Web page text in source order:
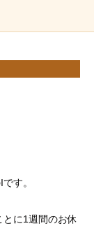
す。
に1週間のお休